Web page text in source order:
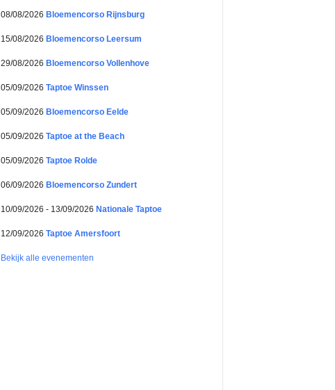
08/08/2026 Bloemencorso Rijnsburg
15/08/2026 Bloemencorso Leersum
29/08/2026 Bloemencorso Vollenhove
05/09/2026 Taptoe Winssen
05/09/2026 Bloemencorso Eelde
05/09/2026 Taptoe at the Beach
05/09/2026 Taptoe Rolde
06/09/2026 Bloemencorso Zundert
10/09/2026 - 13/09/2026 Nationale Taptoe
12/09/2026 Taptoe Amersfoort
Bekijk alle evenementen